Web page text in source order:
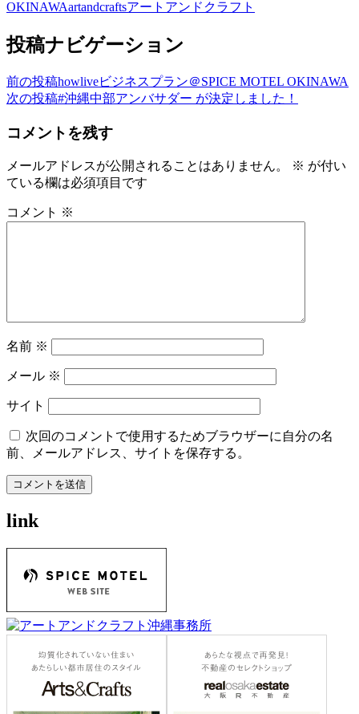
OKINAWAartandcraftsアートアンドクラフト
投稿ナビゲーション
前の投稿howliveビジネスプラン＠SPICE MOTEL OKINAWA
次の投稿#沖縄中部アンバサダー が決定しました！
コメントを残す
メールアドレスが公開されることはありません。 ※ が付い
ている欄は必須項目です
コメント ※
名前 ※
メール ※
サイト
次回のコメントで使用するためブラウザーに自分の名
前、メールアドレス、サイトを保存する。
link